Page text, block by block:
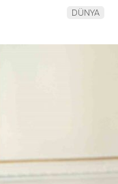
DÜNYA